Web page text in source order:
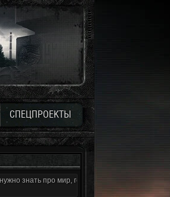
СПЕЦПРОЕКТЫ
знать про мир, геймплей и сюжет | Разбор